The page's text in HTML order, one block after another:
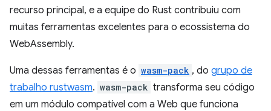
recurso principal, e a equipe do Rust contribuiu com
muitas ferramentas excelentes para o ecossistema do
WebAssembly.
Uma dessas ferramentas é o wasm-pack , do grupo de
trabalho rustwasm. wasm-pack transforma seu código
em um módulo compatível com a Web que funciona